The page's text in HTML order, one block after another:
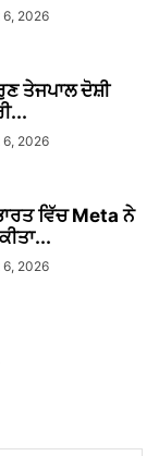
6, 2026
ਤੇਜਪਾਲ ਦੋਸ਼ੀ
6, 2026
ਵਿੱਚ Meta ਨੇ
6, 2026